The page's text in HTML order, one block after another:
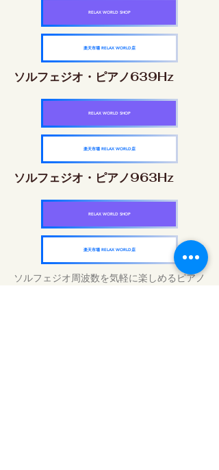
RELAX WORLD SHOP
楽天市場 RELAX WORLD店
ソルフェジオ・ピアノ639Hz
RELAX WORLD SHOP
楽天市場 RELAX WORLD店
ソルフェジオ・ピアノ963Hz
RELAX WORLD SHOP
楽天市場 RELAX WORLD店
ソルフェジオ周波数を気軽に楽しめるピアノ